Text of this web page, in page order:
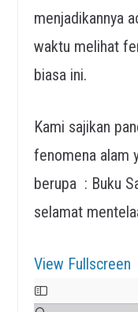
menjadikannya
waktu melihat
biasa ini.
Kami sajikan
fenomena alam
berupa : Buku
selamat
View Fullscreen
Skip